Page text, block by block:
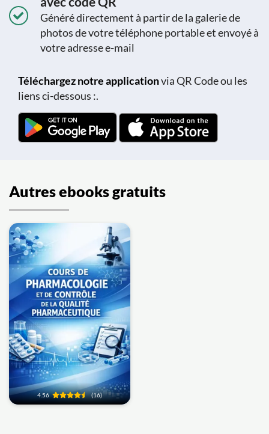
Généré directement à partir de la galerie de
photos de votre téléphone portable et envoyé à
votre adresse e-mail
Téléchargez notre applicationvia QR Code ou les
liens ci-dessous :.
Autres ebooks gratuits
4.56 (16)